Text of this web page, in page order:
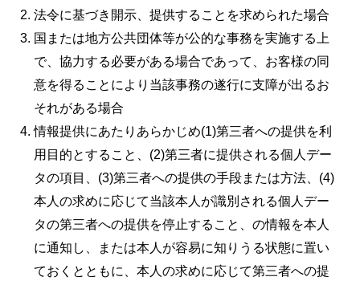
法令に基づき開示、提供することを求められた場合
国または地方公共団体等が公的な事務を実施する上
で、協力する必要がある場合であって、お客様の同
意を得ることにより当該事務の遂行に支障が出るお
それがある場合
情報提供にあたりあらかじめ(1)第三者への提供を利
用目的とすること、(2)第三者に提供される個人デー
タの項目、(3)第三者への提供の手段または方法、(4)
本人の求めに応じて当該本人が識別される個人デー
タの第三者への提供を停止すること、の情報を本人
に通知し、または本人が容易に知りうる状態に置い
ておくとともに、本人の求めに応じて第三者への提